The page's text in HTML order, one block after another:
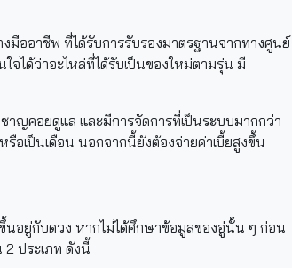
มืออาชีพ ที่ได้รับการรับรองมาตรฐานจากทางศูนย์
ได้ว่าอะไหล่ที่ได้รับเป็นของใหม่ตามรุ่น มี
ชาญคอยดูแล และมีการจัดการที่เป็นระบบมากกว่า
อเป็นเดือน นอกจากนี้ยังต้องจ่ายค่าเบี้ยสูงขึ้น
นอยู่กับดวง หากไม่ได้ศึกษาข้อมูลของอู่นั้น ๆ ก่อน
2 ประเภท ดังนี้